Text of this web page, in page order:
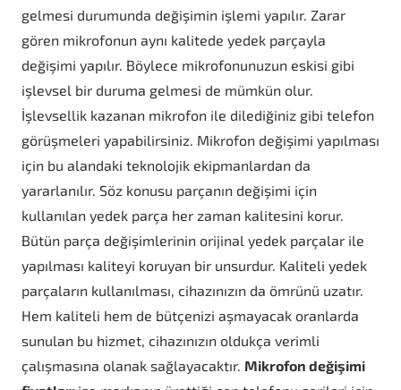
gelmesi durumunda değişimin işlemi yapılır. Zarar
gören mikrofonun aynı kalitede yedek parçayla
değişimi yapılır. Böylece mikrofonunuzun eskisi gibi
işlevsel bir duruma gelmesi de mümkün olur.
İşlevsellik kazanan mikrofon ile dilediğiniz gibi telefon
görüşmeleri yapabilirsiniz. Mikrofon değişimi yapılması
için bu alandaki teknolojik ekipmanlardan da
yararlanılır. Söz konusu parçanın değişimi için
kullanılan yedek parça her zaman kalitesini korur.
Bütün parça değişimlerinin orijinal yedek parçalar ile
yapılması kaliteyi koruyan bir unsurdur. Kaliteli yedek
parçaların kullanılması, cihazınızın da ömrünü uzatır.
Hem kaliteli hem de bütçenizi aşmayacak oranlarda
sunulan bu hizmet, cihazınızın oldukça verimli
çalışmasına olanak sağlayacaktır. Mikrofon değişimi